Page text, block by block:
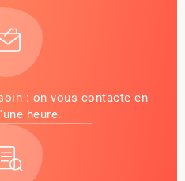
: on vous contacte en
heure.